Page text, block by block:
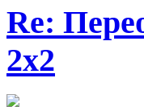
Re:
2х2